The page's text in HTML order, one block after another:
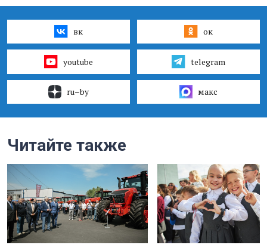
вк ок
youtube telegram
ru–by макс
Читайте также